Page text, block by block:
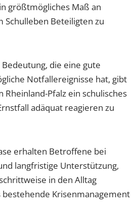
größtmögliches Maß an
Schulleben Beteiligten zu
die eine gute
Notfallereignisse hat, gibt
Rheinland-Pfalz ein schulisches
adäquat reagieren zu
erhalten Betroffene bei
langfristige Unterstützung,
in den Alltag
Krisenmanagement